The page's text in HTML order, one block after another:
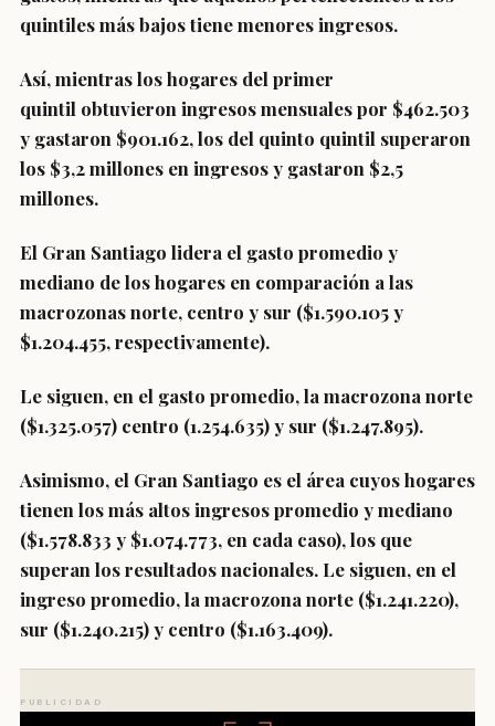
quintiles más bajos tiene menores ingresos.
Así, mientras los hogares del primer
quintil obtuvieron ingresosmensuales por $462.503
y gastaron $901.162, los del quinto quintil superaron
los $3,2 millones en ingresos y gastaron $2,5
millones.
El Gran Santiago lidera el gasto promedio y
mediano de los hogares en comparación a las
macrozonas norte, centro y sur ($1.590.105 y
$1.204.455, respectivamente).
Le siguen, en el gasto promedio, la macrozona norte
($1.325.057) centro (1.254.635) y sur ($1.247.895).
Asimismo, el Gran Santiago es el área cuyos hogares
tienen los más altos ingresos promedio y mediano
($1.578.833 y $1.074.773, en cada caso), los que
superan los resultados nacionales. Le siguen, en el
ingreso promedio, la macrozona norte ($1.241.220),
sur ($1.240.215) y centro ($1.163.409).
PUBLICIDAD